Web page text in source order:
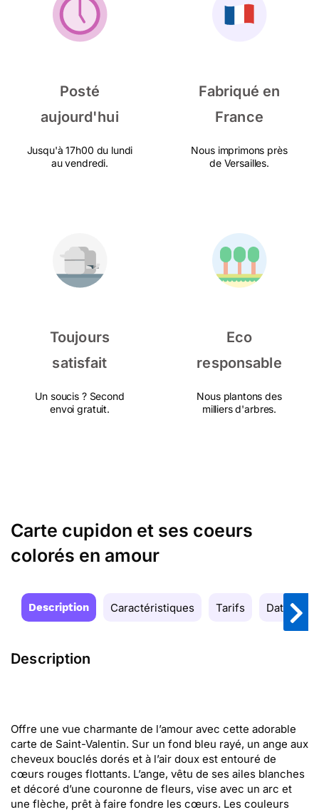
Posté
aujourd'hui
Jusqu'à 17h00 du lundi
au vendredi.
Fabriqué en
France
Nous imprimons près
de Versailles.
Toujours
satisfait
Un soucis ? Second
envoi gratuit.
Eco
responsable
Nous plantons des
milliers d'arbres.
Carte cupidon et ses coeurs
colorés en amour
Description Caractéristiques Tarifs Date de
Description
Offre une vue charmante de l’amour avec cette adorable
carte de Saint-Valentin. Sur un fond bleu rayé, un ange aux
cheveux bouclés dorés et à l’air doux est entouré de
cœurs rouges flottants. L’ange, vêtu de ses ailes blanches
et décoré d’une couronne de fleurs, vise avec un arc et
une flèche, prêt à faire fondre les cœurs. Les couleurs